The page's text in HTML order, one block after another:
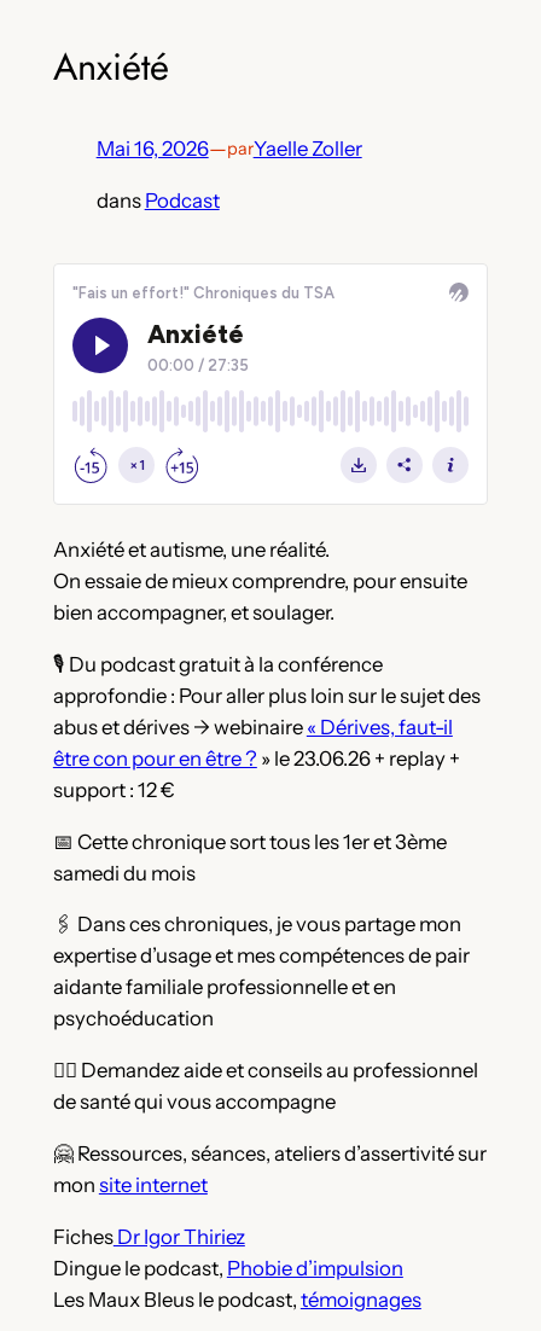
Anxiété
Mai 16, 2026—parYaelle Zoller
dans Podcast
Anxiété et autisme, une réalité.
On essaie de mieux comprendre, pour ensuite
bien accompagner, et soulager.
🎙️ Du podcast gratuit à la conférence
approfondie : Pour aller plus loin sur le sujet des
abus et dérives -> webinaire « Dérives, faut-il
être con pour en être ? » le 23.06.26 + replay +
support : 12 €
📅 Cette chronique sort tous les 1er et 3ème
samedi du mois
🖇️ Dans ces chroniques, je vous partage mon
expertise d’usage et mes compétences de pair
aidante familiale professionnelle et en
psychoéducation
🧑‍⚕️ Demandez aide et conseils au professionnel
de santé qui vous accompagne
🤗 Ressources, séances, ateliers d’assertivité sur
mon site internet
FichesDr Igor Thiriez
Dingue le podcast, Phobie d’impulsion
Les Maux Bleus le podcast, témoignages